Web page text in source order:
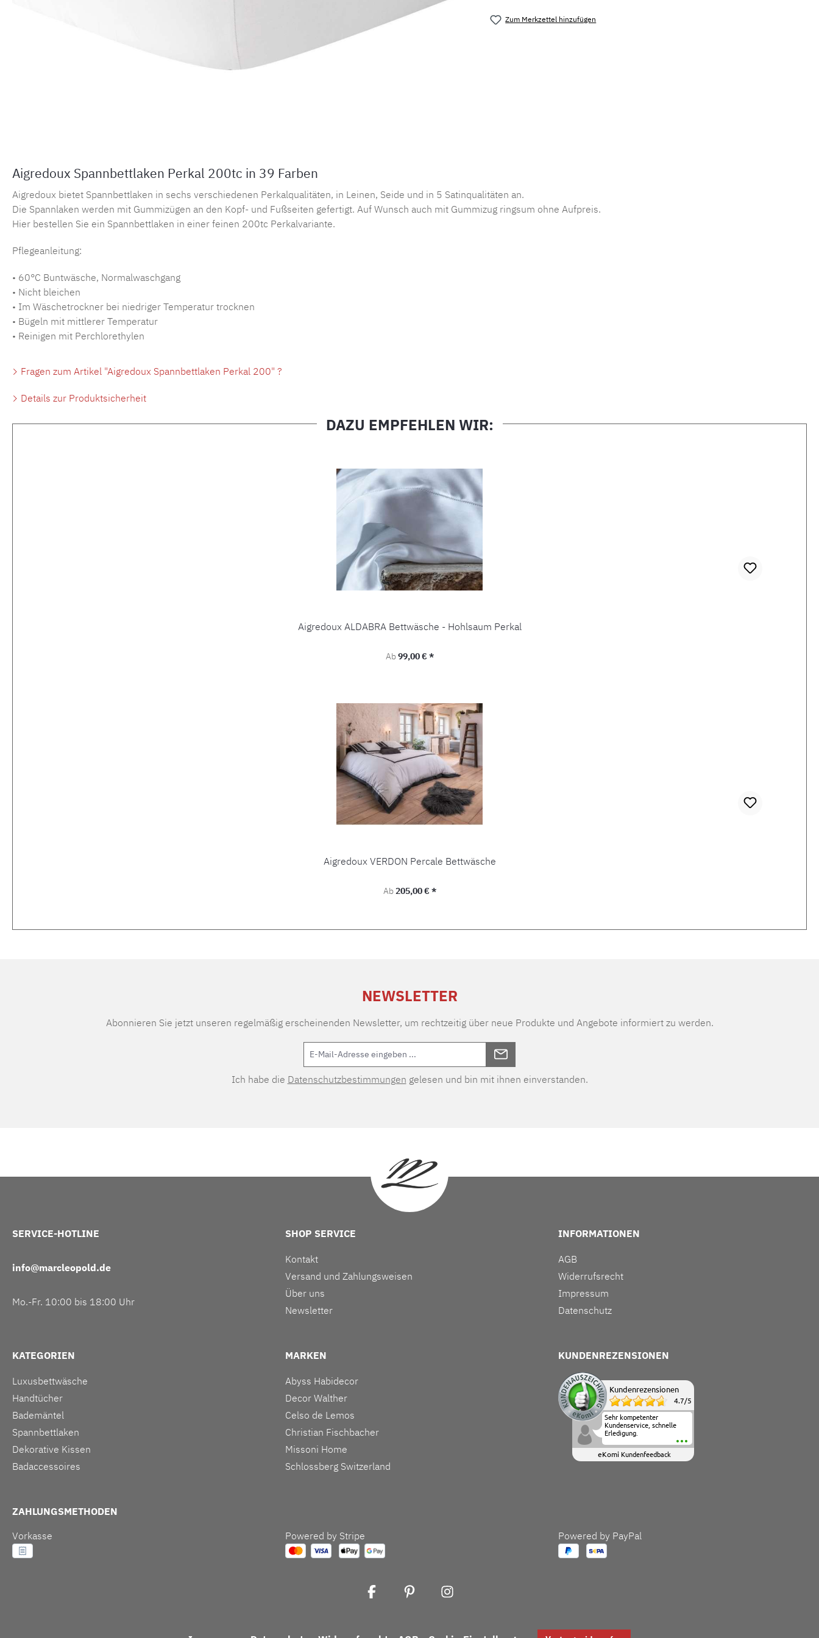
Zum Merkzettel hinzufügen
Aigredoux Spannbettlaken Perkal 200tc in 39 Farben
Aigredoux bietet Spannbettlaken in sechs verschiedenen Perkalqualitäten, in Leinen, Seide und in 5 Satinqualitäten an.
Die Spannlaken werden mit Gummizügen an den Kopf- und Fußseiten gefertigt. Auf Wunsch auch mit Gummizug ringsum ohne Aufpreis.
Hier bestellen Sie ein Spannbettlaken in einer feinen 200tc Perkalvariante.
Pflegeanleitung:
• 60°C Buntwäsche, Normalwaschgang
• Nicht bleichen
• Im Wäschetrockner bei niedriger Temperatur trocknen
• Bügeln mit mittlerer Temperatur
• Reinigen mit Perchlorethylen
Fragen zum Artikel "Aigredoux Spannbettlaken Perkal 200" ?
Details zur Produktsicherheit
DAZU EMPFEHLEN WIR:
Aigredoux ALDABRA Bettwäsche - Hohlsaum Perkal
Regulärer Preis:
Ab99,00 € *
Aigredoux VERDON Percale Bettwäsche
Regulärer Preis:
Ab205,00 € *
NEWSLETTER
Abonnieren Sie jetzt unseren regelmäßig erscheinenden Newsletter, um rechtzeitig über neue Produkte und Angebote informiert zu werden.
Ich habe die Datenschutzbestimmungen gelesen und bin mit ihnen einverstanden.
SERVICE-HOTLINE
info@marcleopold.de
Mo.-Fr. 10:00 bis 18:00 Uhr
SHOP SERVICE
Kontakt
Versand und Zahlungsweisen
Über uns
Newsletter
INFORMATIONEN
AGB
Widerrufsrecht
Impressum
Datenschutz
KATEGORIEN
Luxusbettwäsche
Handtücher
Bademäntel
Spannbettlaken
Dekorative Kissen
Badaccessoires
MARKEN
Abyss Habidecor
Decor Walther
Celso de Lemos
Christian Fischbacher
Missoni Home
Schlossberg Switzerland
KUNDENREZENSIONEN
Kundenrezensionen
4.7/5
Sehr kompetenter
Kundenservice, schnelle
Erledigung.
eKomi Kundenfeedback
ZAHLUNGSMETHODEN
Vorkasse
Powered by Stripe Powered by PayPal